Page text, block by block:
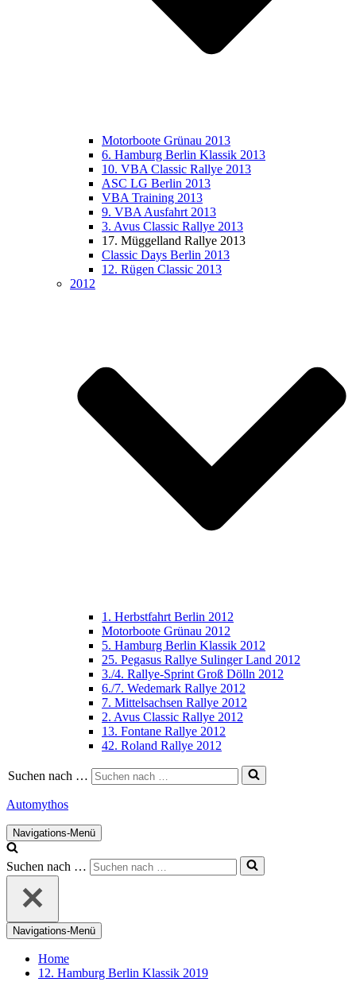
Motorboote Grünau 2013
6. Hamburg Berlin Klassik 2013
10. VBA Classic Rallye 2013
ASC LG Berlin 2013
VBA Training 2013
9. VBA Ausfahrt 2013
3. Avus Classic Rallye 2013
17. Müggelland Rallye 2013
Classic Days Berlin 2013
12. Rügen Classic 2013
2012
1. Herbstfahrt Berlin 2012
Motorboote Grünau 2012
5. Hamburg Berlin Klassik 2012
25. Pegasus Rallye Sulinger Land 2012
3./4. Rallye-Sprint Groß Dölln 2012
6./7. Wedemark Rallye 2012
7. Mittelsachsen Rallye 2012
2. Avus Classic Rallye 2012
13. Fontane Rallye 2012
42. Roland Rallye 2012
Suchen nach …
Automythos
Navigations-Menü
Suchen nach …
Navigations-Menü
Home
12. Hamburg Berlin Klassik 2019